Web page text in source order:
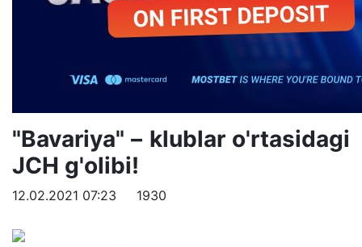
"Bavariya" – klublar o'rtasidagi
JCH g'olibi!
12.02.2021 07:23 1930